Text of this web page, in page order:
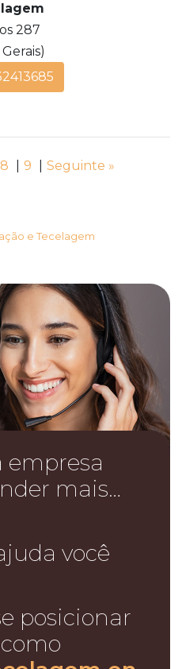
287
8 9 Seguinte »
e Tecelagem
empresa
mais…
você
posicionar